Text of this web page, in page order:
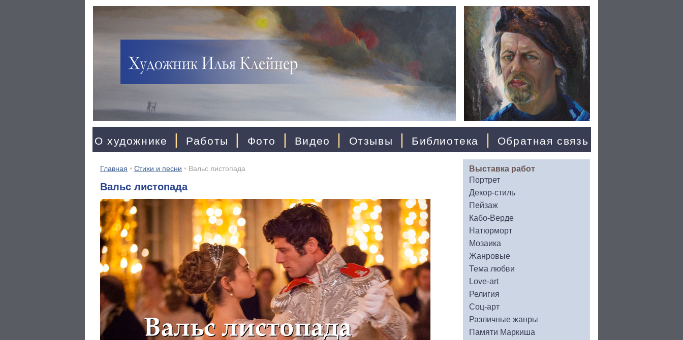
О художнике | Работы | Фото | Видео | Отзывы | Библиотека | Обратная связь
Главная • Стихи и песни • Вальс листопада
Вальс листопада
Выставка работ
Портрет
Декор-стиль
Пейзаж
Кабо-Верде
Натюрморт
Мозаика
Жанровые
Тема любви
Love-art
Религия
Соц-арт
Различные жанры
Памяти Маркиша